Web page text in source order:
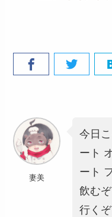
妻美
今日
ート
ート
飲む
行くぞ